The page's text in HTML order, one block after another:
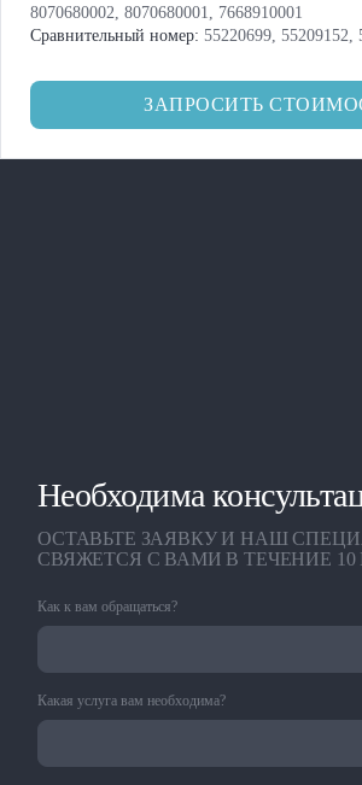
8070680002, 8070680001, 7668910001
Сравнительный номер: 55220699, 55209152,
ЗАПРОСИТЬ
Необходима
ОСТАВЬТЕ ЗАЯВКУ И НАШ
СВЯЖЕТСЯ С ВАМИ В ТЕЧЕНИЕ
Как к вам обращаться?
Какая услуга вам необходима?